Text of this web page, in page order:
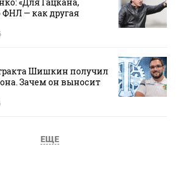
— как другая
Шишкин получил
Зачем он выносит
ЕЩЕ